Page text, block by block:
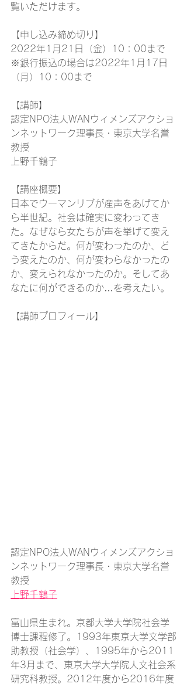
覧いただけます。
【申し込み締め切り】
2022年1月21日（金）10：00まで
※銀行振込の場合は2022年1月17日
（月）10：00まで
【講師】
認定NPO法人WANウィメンズアクショ
ンネットワーク理事長・東京大学名誉
教授
上野千鶴子
【講座概要】
日本でウーマンリブが産声をあげてか
ら半世紀。社会は確実に変わってき
た。なぜなら女たちが声を挙げて変え
てきたからだ。何が変わったのか、ど
う変えたのか、何が変わらなかったの
か、変えられなかったのか。そしてあ
なたに何ができるのか…を考えたい。
【講師プロフィール】
認定NPO法人WANウィメンズアクショ
ンネットワーク理事長・東京大学名誉
教授
上野千鶴子
富山県生まれ。京都大学大学院社会学
博士課程修了。1993年東京大学文学部
助教授（社会学）、1995年から2011
年3月まで、東京大学大学院人文社会系
研究科教授。2012年度から2016年度